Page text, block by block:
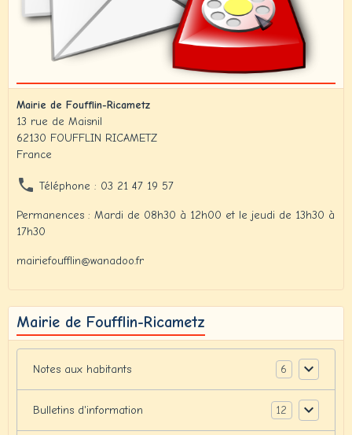
Mairie de Foufflin-Ricametz
13 rue de Maisnil
62130 FOUFFLIN RICAMETZ
France
Téléphone : 03 21 47 19 57
Permanences : Mardi de 08h30 à 12h00 et le jeudi de 13h30 à
17h30
mairiefoufflin@wanadoo.fr
Mairie de Foufflin-Ricametz
Notes aux habitants 6
Bulletins d'information 12